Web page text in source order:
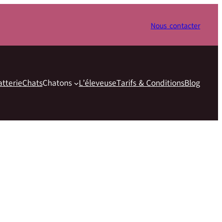
Nous contacter
ChatsChatons L’éleveuseTarifs & ConditionsBlog